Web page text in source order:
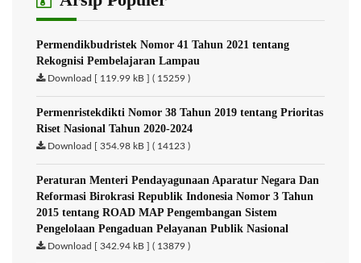
Permendikbudristek Nomor 41 Tahun 2021 tentang
Rekognisi Pembelajaran Lampau
Download [ 119.99 kB ] ( 15259 )
Permenristekdikti Nomor 38 Tahun 2019 tentang Prioritas
Riset Nasional Tahun 2020-2024
Download [ 354.98 kB ] ( 14123 )
Peraturan Menteri Pendayagunaan Aparatur Negara Dan
Reformasi Birokrasi Republik Indonesia Nomor 3 Tahun
2015 tentang ROAD MAP Pengembangan Sistem
Pengelolaan Pengaduan Pelayanan Publik Nasional
Download [ 342.94 kB ] ( 13879 )